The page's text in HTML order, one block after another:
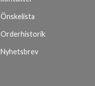
Önskelista
Orderhistorik
Nyhetsbrev